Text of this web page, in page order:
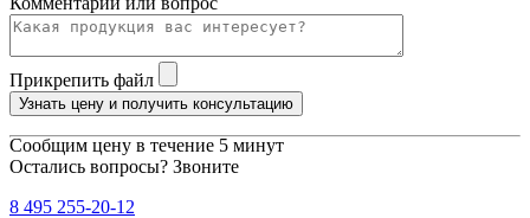
Прикрепить файл
Узнать цену и получить консультацию
Сообщим цену в течение 5 минут
Остались вопросы? Звоните
8 495 255-20-12